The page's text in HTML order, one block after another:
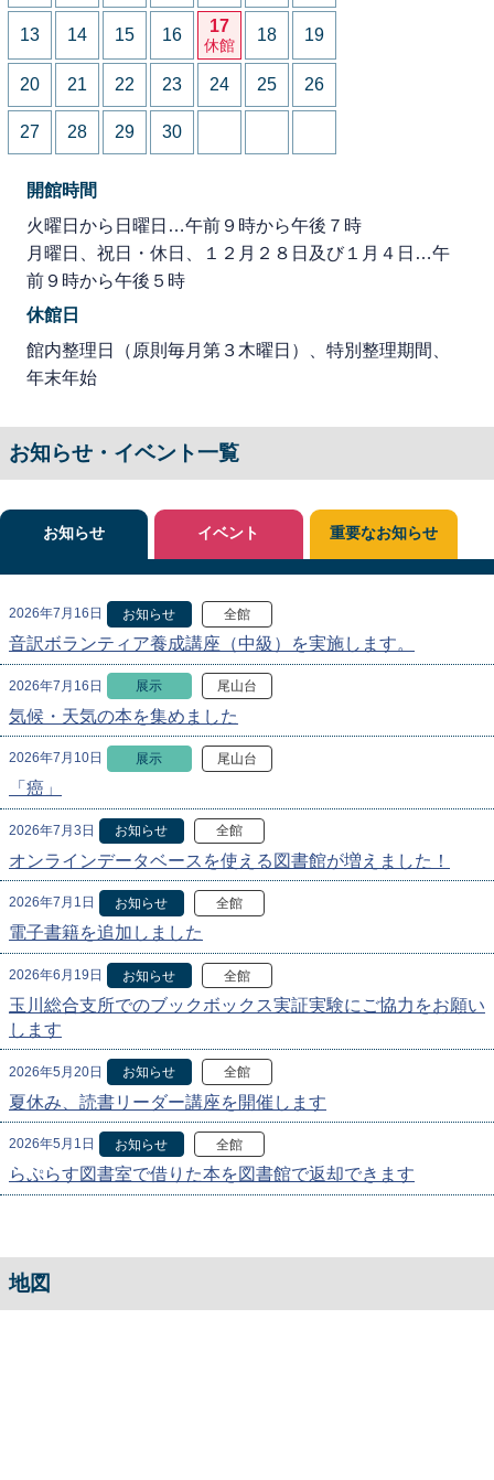
13 14 15 16 17
休館
18 19
20 21 22 23 24 25 26
27 28 29 30
開館時間
火曜日から日曜日…午前９時から午後７時
月曜日、祝日・休日、１２月２８日及び１月４日…午
前９時から午後５時
休館日
館内整理日（原則毎月第３木曜日）、特別整理期間、
年末年始
お知らせ・イベント一覧
お知らせ
2026年7月16日 お知らせ 全館
音訳ボランティア養成講座（中級）を実施します。
2026年7月16日 展示 尾山台
気候・天気の本を集めました
2026年7月10日 展示 尾山台
「癌」
2026年7月3日 お知らせ 全館
オンラインデータベースを使える図書館が増えました！
2026年7月1日 お知らせ 全館
電子書籍を追加しました
2026年6月19日 お知らせ 全館
玉川総合支所でのブックボックス実証実験にご協力をお願い
します
2026年5月20日 お知らせ 全館
夏休み、読書リーダー講座を開催します
2026年5月1日 お知らせ 全館
らぷらす図書室で借りた本を図書館で返却できます
イベント 重要なお知らせ
地図